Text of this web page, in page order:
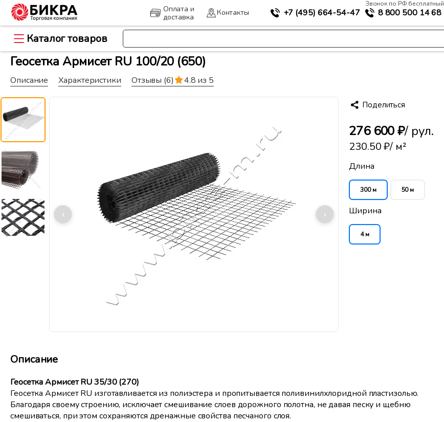
Оплата и
доставка
Контакты +7 (495) 664-54-47
Звонок по РФ бесплатный
8 800 500 14 68
Каталог товаров
Геосетка Армисет RU 100/20 (650)
Описание Характеристики Отзывы (6) 4.8 из 5
‹ ›
Поделиться
276 600 ₽/ рул.
230.50 ₽/ м²
Длина
300 м 50 м
Ширина
4 м
Описание
Геосетка Армисет RU 35/30 (270)
Геосетка Армисет RU изготавливается из полиэстера и пропитывается поливинилхлоридной пластизолью.
Благодаря своему строению, исключает смешивание слоев дорожного полотна, не давая песку и щебню
смешиваться, при этом сохраняются дренажные свойства песчаного слоя.